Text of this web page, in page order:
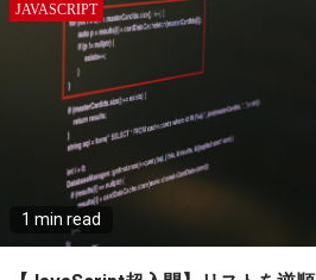
JAVASCRIPT
1 min read